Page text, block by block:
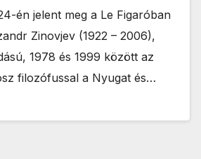
én jelent meg a Le Figaróban
Zinovjev (1922 – 2006),
1978 és 1999 között az
filozófussal a Nyugat és…